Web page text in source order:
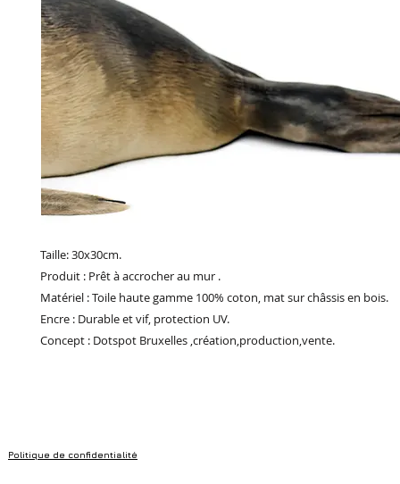
Taille: 30x30cm.
Produit : Prêt à accrocher au mur .
Matériel : Toile haute gamme 100% coton, mat sur châssis en bois.
Encre : Durable et vif, protection UV.
Concept : Dotspot Bruxelles ,création,production,vente.
Politique de confidentialité